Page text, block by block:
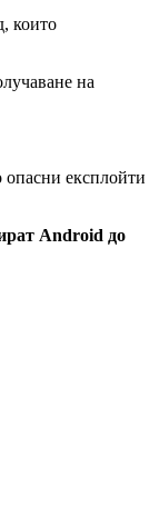
които
на
опасни експлойти
Android до